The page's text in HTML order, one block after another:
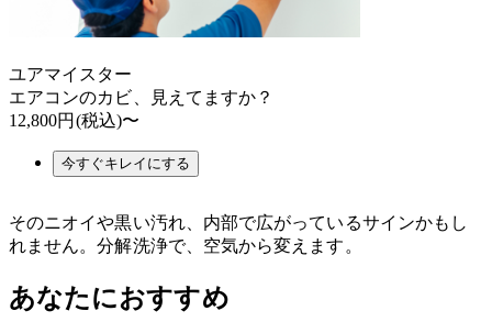
ユアマイスター
エアコンのカビ、見えてますか？
12,800円 (税込)〜
今すぐキレイにする
そのニオイや黒い汚れ、内部で広がっているサインかもし
れません。分解洗浄で、空気から変えます。
あなたにおすすめ